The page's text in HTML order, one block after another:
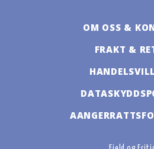
OM OSS &
FRAKT &